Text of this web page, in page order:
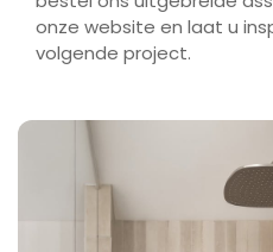
onze website en laat u
volgende project.